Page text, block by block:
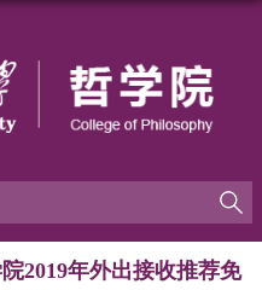
2019年外出接收推荐免